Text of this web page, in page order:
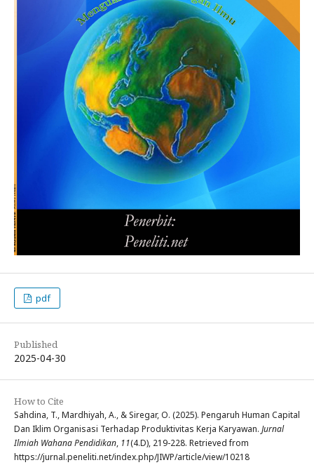
pdf
Published
2025-04-30
How to Cite
Sahdina, T., Mardhiyah, A., & Siregar, O. (2025). Pengaruh Human Capital
Dan Iklim Organisasi Terhadap Produktivitas Kerja Karyawan. Jurnal
Ilmiah Wahana Pendidikan, 11(4.D), 219-228. Retrieved from
https://jurnal.peneliti.net/index.php/JIWP/article/view/10218